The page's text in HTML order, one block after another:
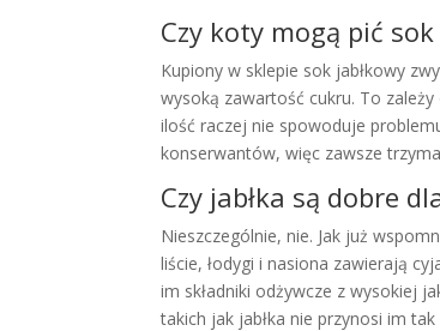
Czy koty mogą pić sok
Kupiony w sklepie sok jabłkowy
wysoką zawartość cukru. To
ilość raczej nie spowoduje
konserwantów, więc zawsze
Czy jabłka są dobre
Nieszczególnie, nie. Jak już
liście, łodygi i nasiona zawierają
im składniki odżywcze z wysokiej
takich jak jabłka nie przynosi im